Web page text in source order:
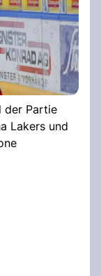
der Partie
Lakers und